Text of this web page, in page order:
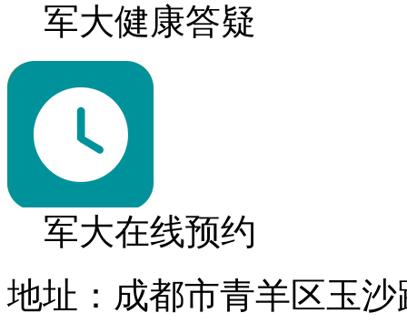
军大健康答疑
军大在线预约
地址：成都市青羊区玉